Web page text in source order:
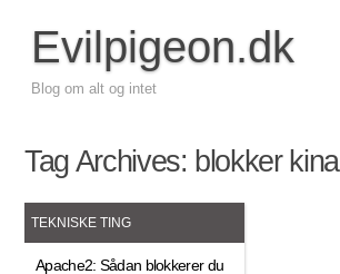
Evilpigeon.dk
Blog om alt og intet
Tag Archives: blokker kina
TEKNISKE TING
Apache2: Sådan blokkerer du